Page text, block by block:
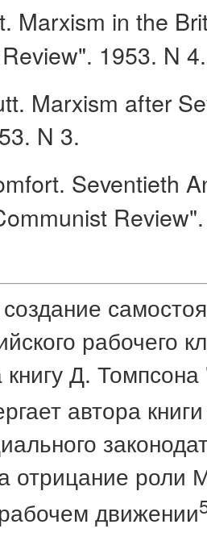
Marxism in the
1953. N 4.
Marxism after
N 3.
Seventieth
рабочего
Д.
автора
отрицание роли
движении